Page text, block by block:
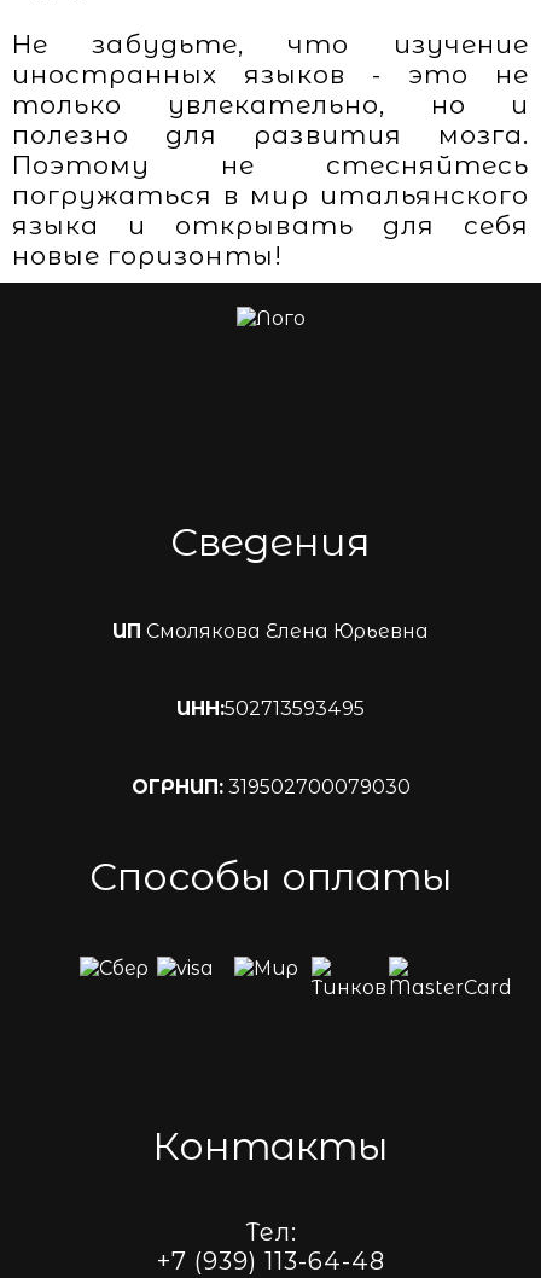
Не забудьте, что изучение
иностранных языков - это не
только увлекательно, но и
полезно для развития мозга.
Поэтому не стесняйтесь
погружаться в мир итальянского
языка и открывать для себя
новые горизонты!
Сведения
ИП Смолякова Елена Юрьевна
ИНН:502713593495
ОГРНИП:319502700079030
Способы оплаты
Контакты
Тел:
+7 (939) 113-64-48